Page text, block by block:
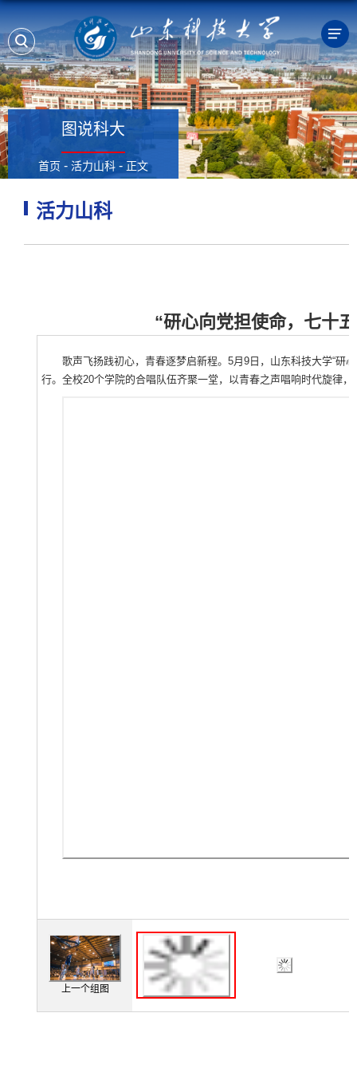
图说科大
首页 - 活力山科 - 正文
活力山科
“研心向党担使命，七十
歌声飞扬践初心，青春逐梦启新程。5月9日，山东科技大学“研
行。全校20个学院的合唱队伍齐聚一堂，以青春之声唱响时代旋律
上一个组图